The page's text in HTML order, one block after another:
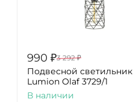
990 ₽3 292 ₽
Подвесной светильник
Lumion Olaf 3729/1
В наличии